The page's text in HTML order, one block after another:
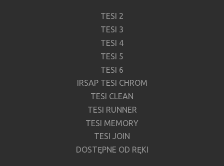
TESI 2
TESI 3
TESI 4
TESI 5
TESI 6
IRSAP TESI CHROM
TESI CLEAN
TESI RUNNER
TESI MEMORY
TESI JOIN
DOSTĘPNE OD RĘKI